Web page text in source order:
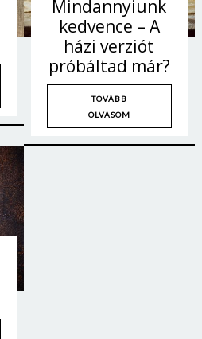
Mindannyiunk
kedvence – A
házi verziót
próbáltad már?
TOVÁBB
OLVASOM